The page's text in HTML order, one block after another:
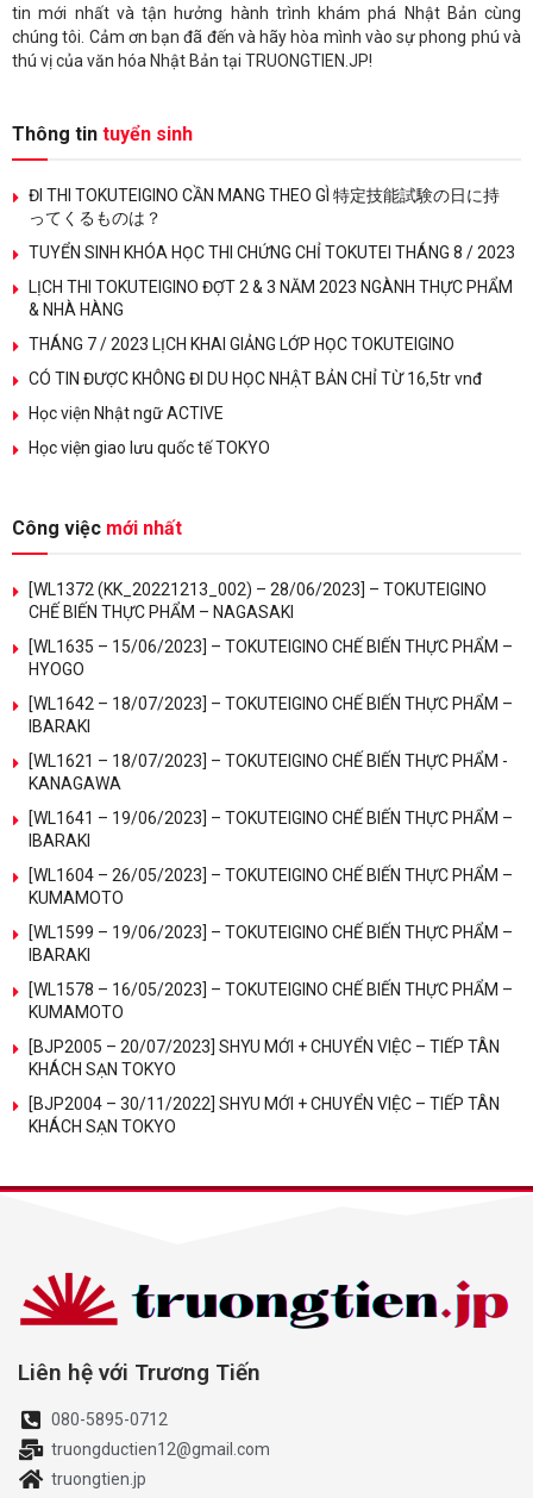
tin mới nhất và tận hưởng hành trình khám phá Nhật Bản cùng
chúng tôi. Cảm ơn bạn đã đến và hãy hòa mình vào sự phong phú và
thú vị của văn hóa Nhật Bản tại TRUONGTIEN.JP!
Thông tin tuyển sinh
ĐI THI TOKUTEIGINO CẦN MANG THEO GÌ 特定技能試験の日に持
ってくるものは？
TUYỂN SINH KHÓA HỌC THI CHỨNG CHỈ TOKUTEI THÁNG 8 / 2023
LỊCH THI TOKUTEIGINO ĐỢT 2 & 3 NĂM 2023 NGÀNH THỰC PHẨM
& NHÀ HÀNG
THÁNG 7 / 2023 LỊCH KHAI GIẢNG LỚP HỌC TOKUTEIGINO
CÓ TIN ĐƯỢC KHÔNG ĐI DU HỌC NHẬT BẢN CHỈ TỪ 16,5tr vnđ
Học viện Nhật ngữ ACTIVE
Học viện giao lưu quốc tế TOKYO
Công việc mới nhất
[WL1372 (KK_20221213_002) – 28/06/2023] – TOKUTEIGINO
CHẾ BIẾN THỰC PHẨM – NAGASAKI
[WL1635 – 15/06/2023] – TOKUTEIGINO CHẾ BIẾN THỰC PHẨM –
HYOGO
[WL1642 – 18/07/2023] – TOKUTEIGINO CHẾ BIẾN THỰC PHẨM –
IBARAKI
[WL1621 – 18/07/2023] – TOKUTEIGINO CHẾ BIẾN THỰC PHẨM -
KANAGAWA
[WL1641 – 19/06/2023] – TOKUTEIGINO CHẾ BIẾN THỰC PHẨM –
IBARAKI
[WL1604 – 26/05/2023] – TOKUTEIGINO CHẾ BIẾN THỰC PHẨM –
KUMAMOTO
[WL1599 – 19/06/2023] – TOKUTEIGINO CHẾ BIẾN THỰC PHẨM –
IBARAKI
[WL1578 – 16/05/2023] – TOKUTEIGINO CHẾ BIẾN THỰC PHẨM –
KUMAMOTO
[BJP2005 – 20/07/2023] SHYU MỚI + CHUYỂN VIỆC – TIẾP TÂN
KHÁCH SẠN TOKYO
[BJP2004 – 30/11/2022] SHYU MỚI + CHUYỂN VIỆC – TIẾP TÂN
KHÁCH SẠN TOKYO
Liên hệ với Trương Tiến
080-5895-0712
truongductien12@gmail.com
truongtien.jp